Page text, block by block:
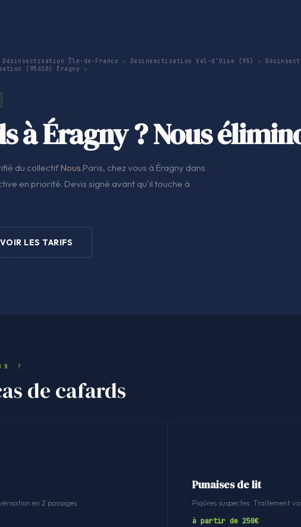
Désinsectisation Île-de-France › Désinsectisation Val-d'Oise (95) ›
(95610) Éragny ›
à Éragny ? Nous
du collectifNous.Paris, chez vous à Éragny dans
en priorité. Devis signé avant qu'il touche à
VOIR LES TARIFS
?
de cafards
en 2 passages.
Punaises de lit
Piqûres suspectes. Traitement
à partir de 250€